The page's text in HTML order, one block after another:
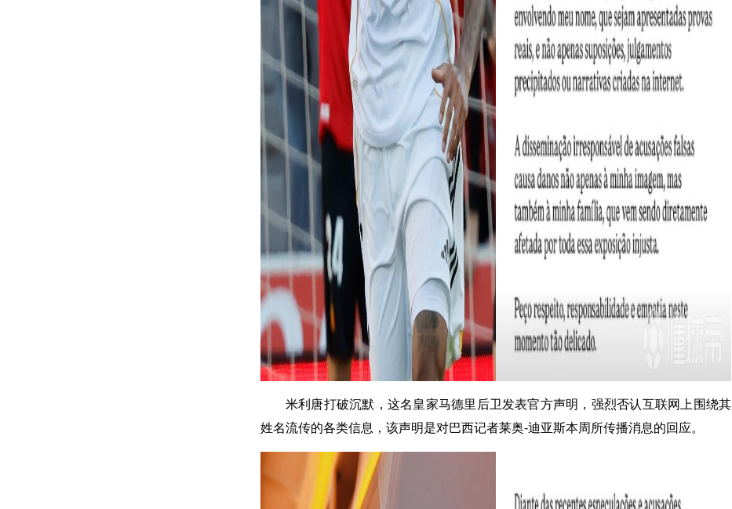
米利唐打破沉默，这名皇家马德里后卫发表官方声明，强烈否认互联网上围绕其
姓名流传的各类信息，该声明是对巴西记者莱奥-迪亚斯本周所传播消息的回应。